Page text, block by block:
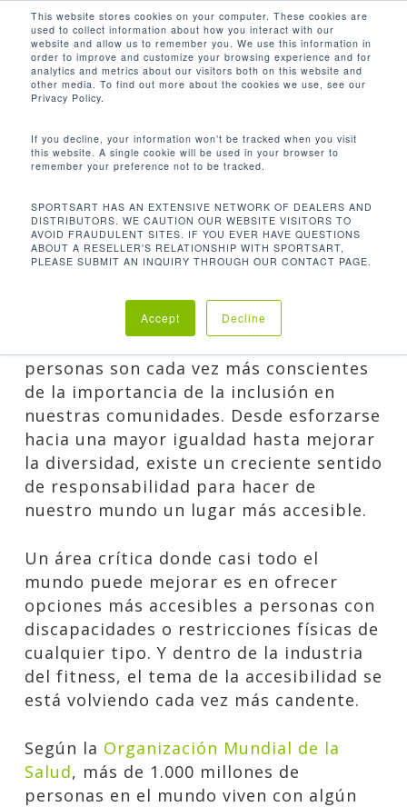
This website stores cookies on your computer. These cookies are
used to collect information about how you interact with our
website and allow us to remember you. We use this information in
order to improve and customize your browsing experience and for
analytics and metrics about our visitors both on this website and
other media. To find out more about the cookies we use, see our
Privacy Policy.
If you decline, your information won’t be tracked when you visit
this website. A single cookie will be used in your browser to
remember your preference not to be tracked.
SPORTSART HAS AN EXTENSIVE NETWORK OF DEALERS AND
DISTRIBUTORS. WE CAUTION OUR WEBSITE VISITORS TO
AVOID FRAUDULENT SITES. IF YOU EVER HAVE QUESTIONS
ABOUT A RESELLER'S RELATIONSHIP WITH SPORTSART,
PLEASE SUBMIT AN INQUIRY THROUGH OUR CONTACT PAGE.
Accept Decline
main
content
search
ES HORA DE HACER QUE
EL FITNESS SEA MÁS
By Ruben Mejia
26 de enero de
personas son cada vez más conscientes
de la importancia de la inclusión en
nuestras comunidades. Desde esforzarse
hacia una mayor igualdad hasta mejorar
la diversidad, existe un creciente sentido
de responsabilidad para hacer de
nuestro mundo un lugar más accesible.
Un área crítica donde casi todo el
mundo puede mejorar es en ofrecer
opciones más accesibles a personas con
discapacidades o restricciones físicas de
cualquier tipo. Y dentro de la industria
del fitness, el tema de la accesibilidad se
está volviendo cada vez más candente.
Según la Organización Mundial de la
Salud, más de 1.000 millones de
personas en el mundo viven con algún
Close
Menu